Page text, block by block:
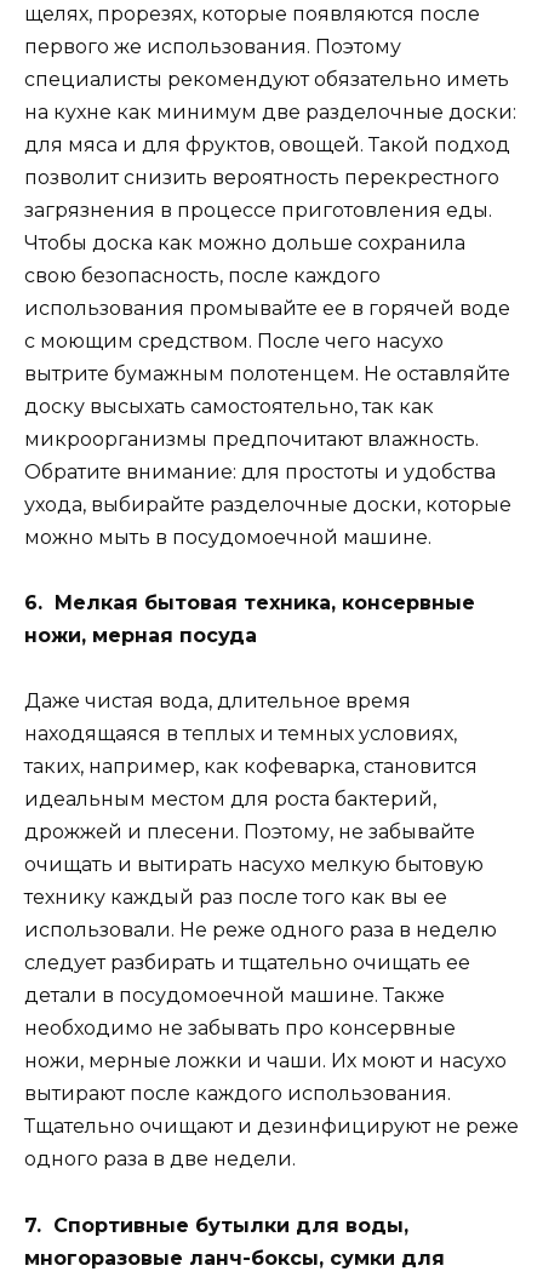
щелях, прорезях, которые появляются после
первого же использования. Поэтому
специалисты рекомендуют обязательно иметь
на кухне как минимум две разделочные доски:
для мяса и для фруктов, овощей. Такой подход
позволит снизить вероятность перекрестного
загрязнения в процессе приготовления еды.
Чтобы доска как можно дольше сохранила
свою безопасность, после каждого
использования промывайте ее в горячей воде
с моющим средством. После чего насухо
вытрите бумажным полотенцем. Не оставляйте
доску высыхать самостоятельно, так как
микроорганизмы предпочитают влажность.
Обратите внимание: для простоты и удобства
ухода, выбирайте разделочные доски, которые
можно мыть в посудомоечной машине.
6. Мелкая бытовая техника, консервные
ножи, мерная посуда
Даже чистая вода, длительное время
находящаяся в теплых и темных условиях,
таких, например, как кофеварка, становится
идеальным местом для роста бактерий,
дрожжей и плесени. Поэтому, не забывайте
очищать и вытирать насухо мелкую бытовую
технику каждый раз после того как вы ее
использовали. Не реже одного раза в неделю
следует разбирать и тщательно очищать ее
детали в посудомоечной машине. Также
необходимо не забывать про консервные
ножи, мерные ложки и чаши. Их моют и насухо
вытирают после каждого использования.
Тщательно очищают и дезинфицируют не реже
одного раза в две недели.
7. Спортивные бутылки для воды,
многоразовые ланч-боксы, сумки для